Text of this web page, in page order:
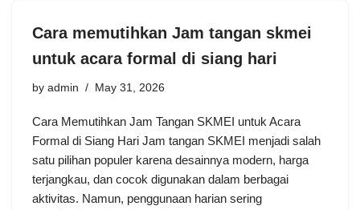
Cara memutihkan Jam tangan skmei
untuk acara formal di siang hari
by admin May 31, 2026
Cara Memutihkan Jam Tangan SKMEI untuk Acara
Formal di Siang Hari Jam tangan SKMEI menjadi salah
satu pilihan populer karena desainnya modern, harga
terjangkau, dan cocok digunakan dalam berbagai
aktivitas. Namun, penggunaan harian sering